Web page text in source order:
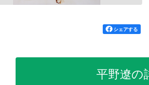
シェアする
平野遼の